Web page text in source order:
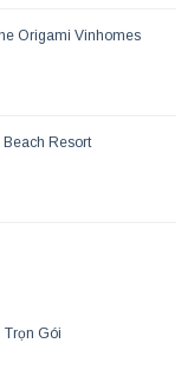
Origami Vinhomes
Resort
Gói